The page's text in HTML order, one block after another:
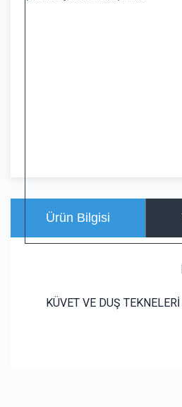
Ürün Bilgisi
KÜVET VE DUŞ